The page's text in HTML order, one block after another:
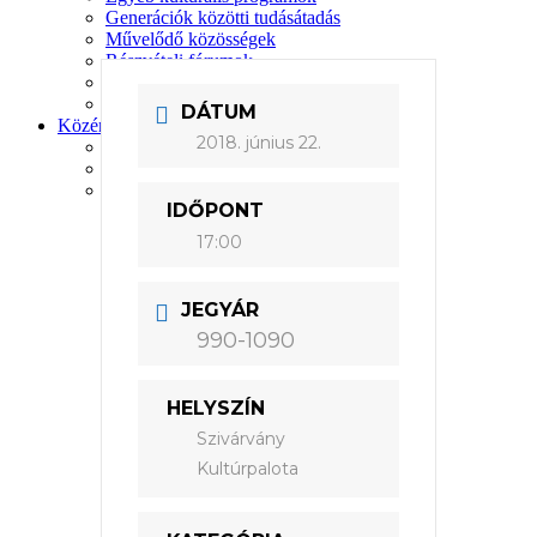
Generációk közötti tudásátadás
Művelődő közösségek
Részvételi fórumok
Adatvédelmi tájékoztató
Közérdekű információk
Adatkezelési tájékoztató
DÁTUM
2018. június 22.
IDŐPONT
17:00
JEGYÁR
990-1090
HELYSZÍN
Szivárvány
Kultúrpalota